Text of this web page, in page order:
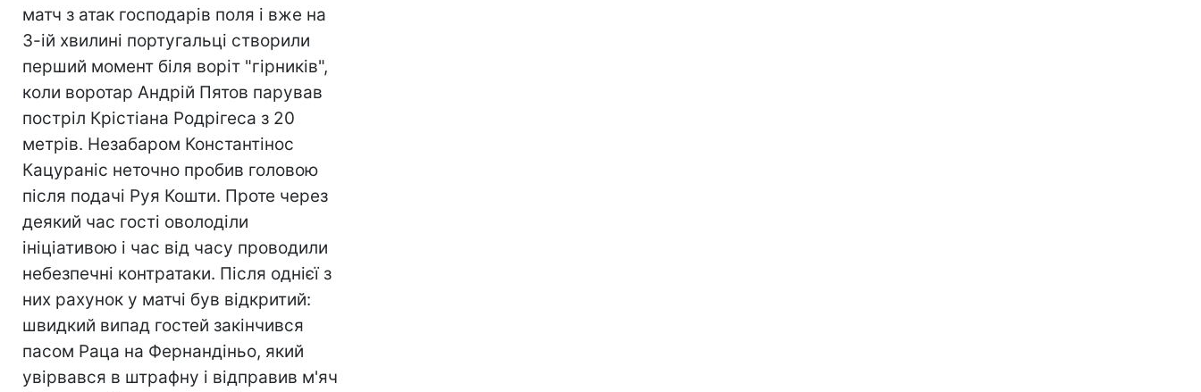
матч з атак господарів поля і вже на
3-ій хвилині португальці створили
перший момент біля воріт "гірників",
коли воротар Андрій Пятов парував
постріл Крістіана Родрігеса з 20
метрів. Незабаром Константінос
Кацураніс неточно пробив головою
після подачі Руя Кошти. Проте через
деякий час гості оволоділи
ініціативою і час від часу проводили
небезпечні контратаки. Після однієї з
них рахунок у матчі був відкритий:
швидкий випад гостей закінчився
пасом Раца на Фернандіньо, який
увірвався в штрафну і відправив м'яч